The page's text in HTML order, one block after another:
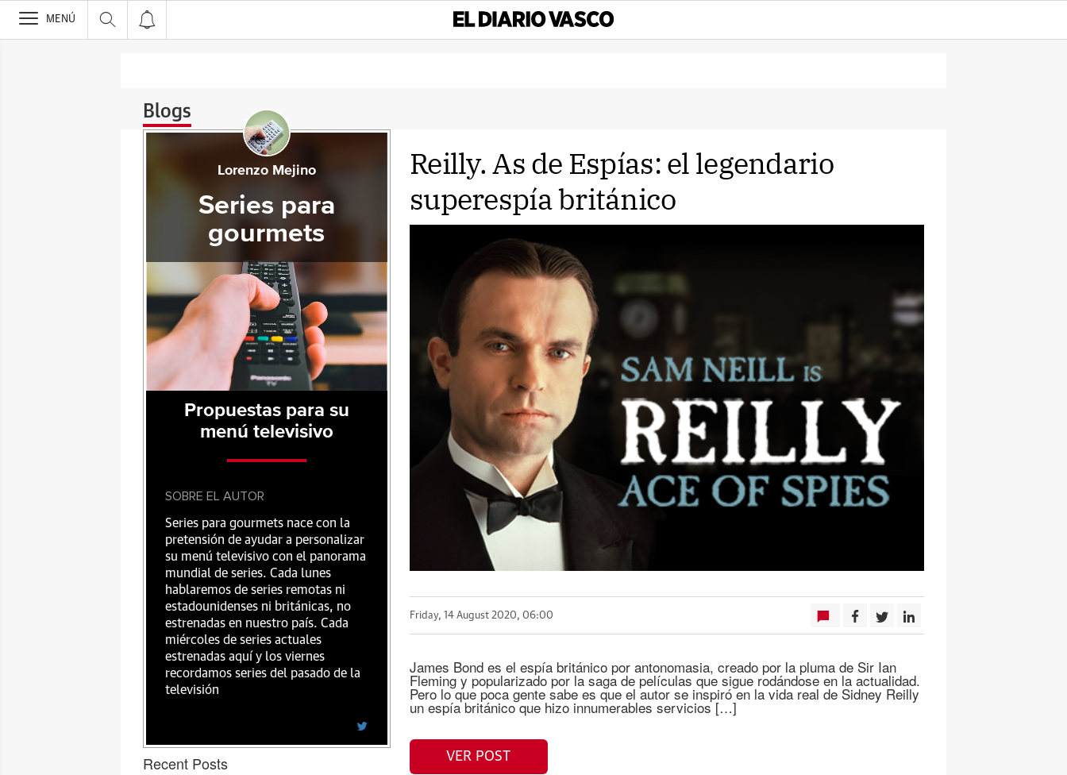
>
MENÚ
Blogs
Reilly. As de Espías: el legendario
superespía británico
Friday, 14 August 2020, 06:00
James Bond es el espía británico por antonomasia, creado por la pluma de Sir Ian
Fleming y popularizado por la saga de películas que sigue rodándose en la actualidad.
Pero lo que poca gente sabe es que el autor se inspiró en la vida real de Sidney Reilly
un espía británico que hizo innumerables servicios […]
VER POST
Lorenzo Mejino
Series para
gourmets
Propuestas para su
menú televisivo
SOBRE EL AUTOR
Series para gourmets nace con la
pretensión de ayudar a personalizar
su menú televisivo con el panorama
mundial de series. Cada lunes
hablaremos de series remotas ni
estadounidenses ni británicas, no
estrenadas en nuestro país. Cada
miércoles de series actuales
estrenadas aquí y los viernes
recordamos series del pasado de la
televisión
Recent Posts